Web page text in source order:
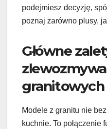
podejmiesz decyzję,
poznaj zarówno plusy,
Główne
granitowych
Modele z granitu nie
kuchnie. To połączenie